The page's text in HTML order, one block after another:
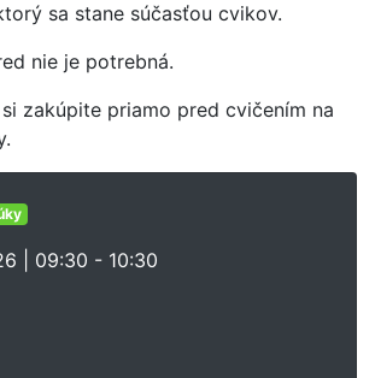
sa stane súčasťou cvikov.
nie je potrebná.
zakúpite priamo pred cvičením na
| 09:30 - 10:30